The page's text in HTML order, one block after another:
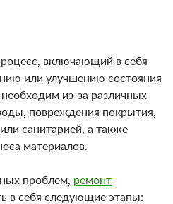
включающий в себя
или улучшению состояния
из-за различных
повреждения покрытия,
санитарией, а также
материалов.
проблем, ремонт
в себя следующие этапы: